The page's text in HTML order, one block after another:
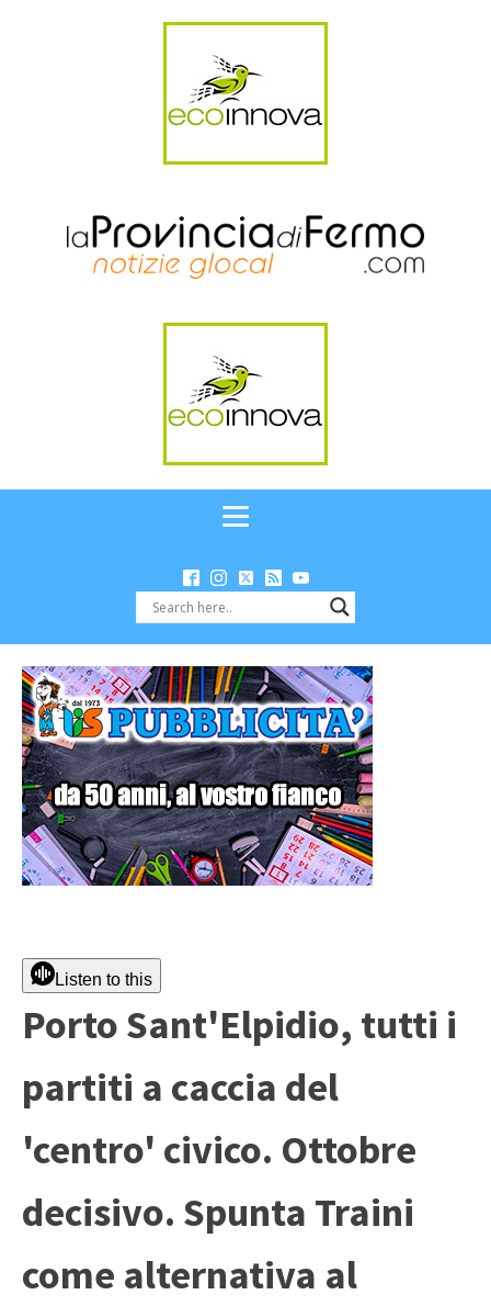
Listen to this
Porto Sant'Elpidio, tutti i
partiti a caccia del
'centro' civico. Ottobre
decisivo. Spunta Traini
come alternativa al